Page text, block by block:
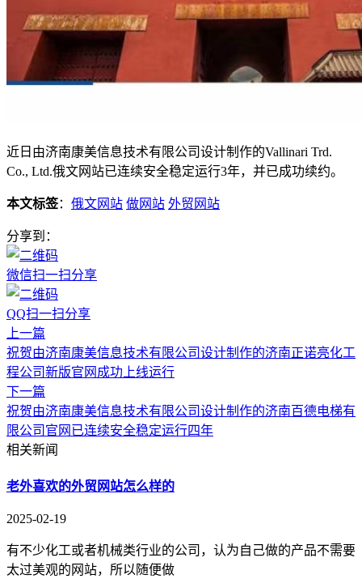
近日由济南康美信息技术有限公司设计制作的Vallinari Trd.
Co., Ltd.俄文网站已连续安全稳定运行3年，并已成功续约。
本文标签： 俄文网站 做网站 外贸网站
分享到：
微信扫一扫分享
QQ扫一扫分享
上一篇
祝贺由济南康美信息技术有限公司设计制作的济南正诺亮化工
程公司新版官网成功上线运行
下一篇
祝贺由济南康美信息技术有限公司设计制作的济南百德电梯有
限公司官网已连续安全稳定运行四年
相关新闻
老外喜欢的外贸网站怎么样的
2025-02-19
有不少化工或者机械类行业的公司，认为自己做的产品不需要
太过美观的网站，所以随便做